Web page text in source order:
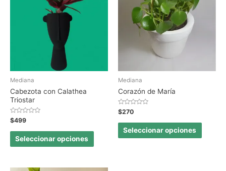
Mediana
Cabezota con Calathea
Triostar
Valorado
en
0
$499
Seleccionar opciones
Mediana
Corazón de María
Valorado
en
0
$270
Seleccionar opciones